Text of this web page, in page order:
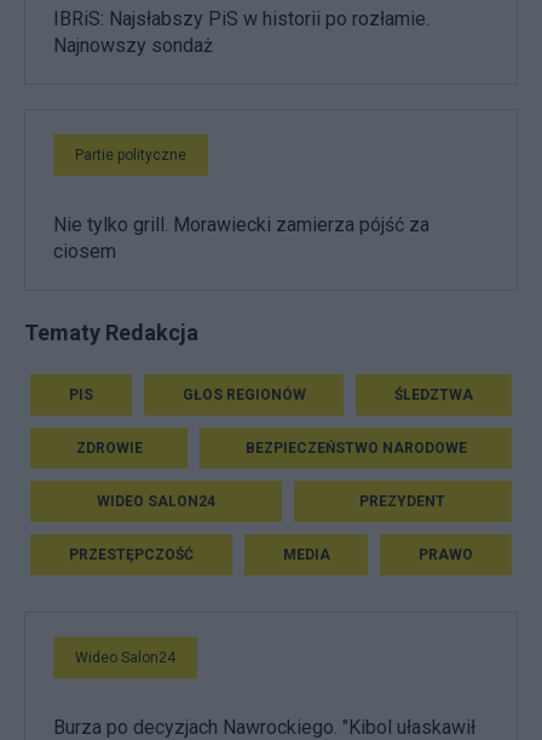
IBRiS: Najsłabszy PiS w historii po rozłamie.
Najnowszy sondaż
Partie polityczne
Nie tylko grill. Morawiecki zamierza pójść za
ciosem
Tematy Redakcja
PIS GŁOS REGIONÓW ŚLEDZTWA
ZDROWIE BEZPIECZEŃSTWO NARODOWE
WIDEO SALON24 PREZYDENT
PRZESTĘPCZOŚĆ MEDIA PRAWO
Wideo Salon24
Burza po decyzjach Nawrockiego. "Kibol ułaskawił